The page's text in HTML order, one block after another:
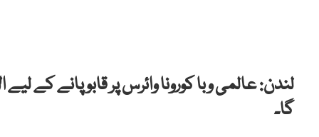
لندن: عالمی وبا کورونا وائرس پر قابو پانے کے
گا۔